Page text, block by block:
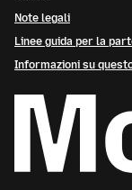
Note legali
Linee guida per la
Informazioni su